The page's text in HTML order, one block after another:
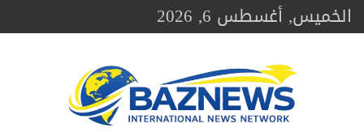
Skip
toالخميس, أغسطس 6, 2026